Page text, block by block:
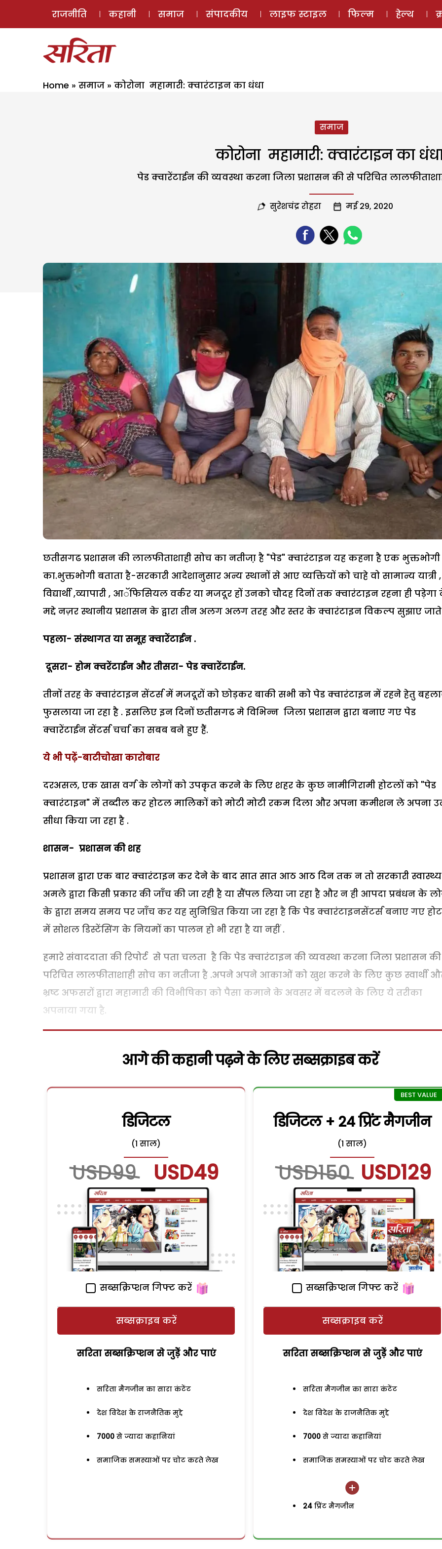
ई-मैगज़ीन
राजनीति कहानी समाज संपादकीय लाइफ स्टाइल फिल्म हेल्थ
Home » समाज » कोरोना महामारी: क्वारंटाइन का धंधा
समाज
कोरोना महामारी: क्वारंटाइन का
पेड क्वारेंटाईन की व्यवस्था करना जिला प्रशासन की से परिचित
सुरेशचंद्र रोहरा मई 29, 2020
छतीसगढ प्रशासन की लालफीताशाही सोच का नतीजा़ है "पेड" क्वारंटाइन यह कहना है एक भुक्तभोगी
का.भुक्तभोगी बताता है-सरकारी आदेशानुसार अन्य स्थानों से आए व्यक्तियों को चाहे वो सामान्य यात्री ,
विद्यार्थी ,व्यापारी , आॅफिसियल वर्कर या मजदूर हों उनको चौदह दिनों तक क्वारंटाइन रहना ही
मद्दे नज़र स्थानीय प्रशासन के द्वारा तीन अलग अलग तरह और स्तर के क्वारंटाइन विकल्प सुझाए जाते
पहला- संस्थागत या समूह क्वारेंटाईन .
दूसरा- होम क्वरेंटाईन और तीसरा- पेड क्वारेंटाईन.
तीनों तरह के क्वारंटाइन सेंटर्स में मजदूरों को छोड़कर बाकी सभी को पेड क्वारंटाइन में रहने हेतु
फुसलाया जा रहा है . इसलिए इन दिनों छतीसगढ मे विभिन्न जिला प्रशासन द्वारा बनाए गए पेड
क्वारेंटाईन सेंटर्स चर्चा का सबब बने हुए हैं.
ये भी पढ़ें-बाटीचोखा कारोबार
दरअसल, एक खास वर्ग के लोगों को उपकृत करने के लिए शहर के कुछ नामीगिरामी होटलों को "पेड
क्वारंटाइन" में तब्दील कर होटल मालिकों को मोटी मोटी रकम दिला और अपना कमीशन ले अपना
सीधा किया जा रहा है .
शासन- प्रशासन की शह
प्रशासन द्वारा एक बार क्वारंटाइन कर देने के बाद सात सात आठ आठ दिन तक न तो सरकारी स्वास्थ्य
अमले द्वारा किसी प्रकार की जाँच की जा रही है या सैंपल लिया जा रहा है और न ही आपदा प्रबंधन के
के द्वारा समय समय पर जाँच कर यह सुनिश्चित किया जा रहा है कि पेड क्वारंटाइनसेंटर्स बनाए गए
में सोशल डिस्टेंसिंग के नियमों का पालन हो भी रहा है या नहीं .
हमारे संवाददाता की रिपोर्ट से पता चलता है कि पेड क्वारंटाइन की व्यवस्था करना जिला प्रशासन
परिचित लालफीताशाही सोच का नतीजा है .अपने अपने आकाओं को खुश करने के लिए कुछ स्वार्थी
भ्रष्ट अफसरों द्वारा महामारी की विभीषिका को पैसा कमाने के अवसर में बदलने के लिए ये तरीका
अपनाया गया है.
आगे की कहानी पढ़ने के लिए सब्सक्राइब करें
डिजिटल
(1 साल)
USD99 USD49
सब्सक्रिप्शन गिफ्ट करें
सब्सक्राइब करें
सरिता सब्सक्रिप्शन से जुड़ेें और पाएं
सरिता मैगजीन का सारा कंटेंट
देश विदेश के राजनैतिक मुद्दे
7000 से ज्यादा कहानियां
समाजिक समस्याओं पर चोट करते लेख
डिजिटल + 24 प्रिंट मैगजीन
(1 साल)
USD150 USD129
सब्सक्रिप्शन गिफ्ट करें
सब्सक्राइब करें
सरिता सब्सक्रिप्शन से जुड़ेें और पाएं
सरिता मैगजीन का सारा कंटेंट
देश विदेश के राजनैतिक मुद्दे
7000 से ज्यादा कहानियां
समाजिक समस्याओं पर चोट करते लेख
24 प्रिंट मैगजीन